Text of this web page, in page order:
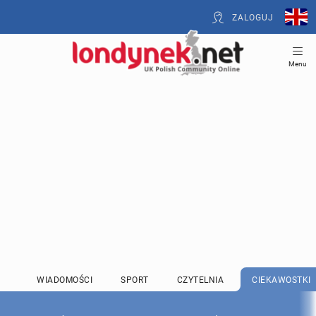
ZALOGUJ
Menu
WIADOMOŚCI SPORT CZYTELNIA CIEKAWOSTKI